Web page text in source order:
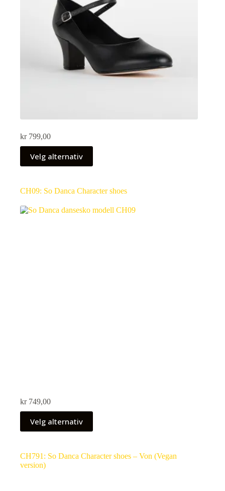
kr799,00
Velg alternativ
CH09: So Danca Character shoes
kr749,00
Velg alternativ
CH791: So Danca Character shoes – Von (Vegan
version)